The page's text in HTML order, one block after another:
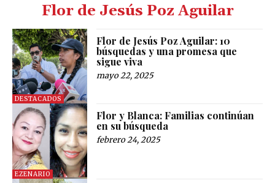
Flor de Jesús Poz Aguilar
DESTACADOS
Flor de Jesús Poz Aguilar: 10
búsquedas y una promesa que
sigue viva
mayo 22, 2025
EZENARIO
Flor y Blanca: Familias continúan
en su búsqueda
febrero 24, 2025